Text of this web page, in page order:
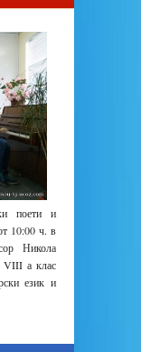
поети и
10:00 ч. в
Никола
VIII а клас
език и